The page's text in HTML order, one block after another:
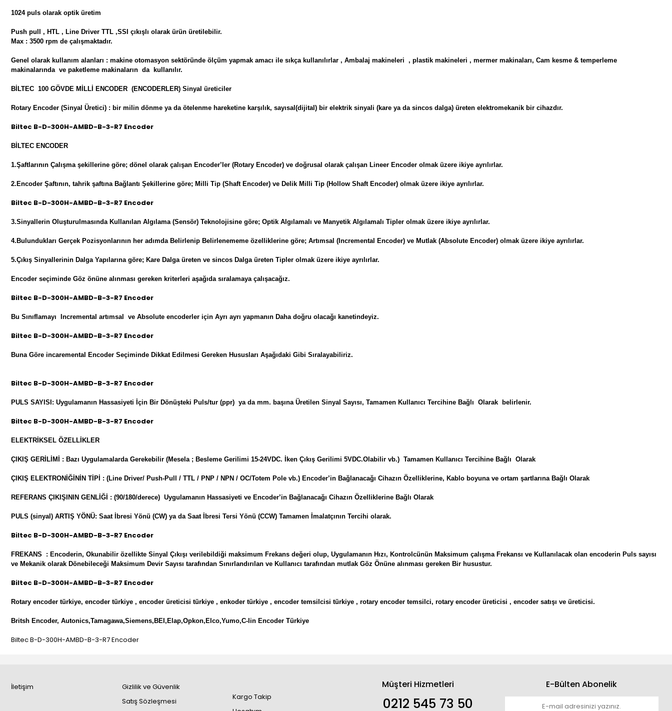
1024 puls olarak optik üretim
Push pull , HTL , Line Driver TTL ,SSI çıkışlı olarak ürün üretilebilir.
Max : 3500 rpm de çalışmaktadır.
Genel olarak kullanım alanları : makine otomasyon sektöründe ölçüm yapmak amacı ile sıkça kullanılırlar , Ambalaj makineleri , plastik makineleri , mermer makinaları, Cam kesme & temperleme
makinalarında ve paketleme makinaların da kullanılır.
BİLTEC 100 GÖVDE MİLLİ ENCODER (ENCODERLER) Sinyal üreticiler
Rotary Encoder (Sinyal Üretici) : bir milin dönme ya da ötelenme hareketine karşılık, sayısal(dijital) bir elektrik sinyali (kare ya da sincos dalga) üreten elektromekanik bir cihazdır.
Biltec B-D-300H-AMBD-B-3-R7 Encoder
BİLTEC ENCODER
1.Şaftlarının Çalışma şekillerine göre; dönel olarak çalışan Encoder’ler (Rotary Encoder) ve doğrusal olarak çalışan Lineer Encoder olmak üzere ikiye ayrılırlar.
2.Encoder Şaftının, tahrik şaftına Bağlantı Şekillerine göre; Milli Tip (Shaft Encoder) ve Delik Milli Tip (Hollow Shaft Encoder) olmak üzere ikiye ayrılırlar.
Biltec B-D-300H-AMBD-B-3-R7 Encoder
3.Sinyallerin Oluşturulmasında Kullanılan Algılama (Sensör) Teknolojisine göre; Optik Algılamalı ve Manyetik Algılamalı Tipler olmak üzere ikiye ayrılırlar.
4.Bulundukları Gerçek Pozisyonlarının her adımda Belirlenip Belirlenememe özelliklerine göre; Artımsal (Incremental Encoder) ve Mutlak (Absolute Encoder) olmak üzere ikiye ayrılırlar.
5.Çıkış Sinyallerinin Dalga Yapılarına göre; Kare Dalga üreten ve sincos Dalga üreten Tipler olmak üzere ikiye ayrılırlar.
Encoder seçiminde Göz önüne alınması gereken kriterleri aşağıda sıralamaya çalışacağız.
Biltec B-D-300H-AMBD-B-3-R7 Encoder
Bu Sınıflamayı Incremental artımsal ve Absolute encoderler için Ayrı ayrı yapmanın Daha doğru olacağı kanetindeyiz.
Biltec B-D-300H-AMBD-B-3-R7 Encoder
Buna Göre incaremental Encoder Seçiminde Dikkat Edilmesi Gereken Hususları Aşağıdaki Gibi Sıralayabiliriz.
Biltec B-D-300H-AMBD-B-3-R7 Encoder
PULS SAYISI: Uygulamanın Hassasiyeti İçin Bir Dönüşteki Puls/tur (ppr) ya da mm. başına Üretilen Sinyal Sayısı, Tamamen Kullanıcı Tercihine Bağlı Olarak belirlenir.
Biltec B-D-300H-AMBD-B-3-R7 Encoder
ELEKTRİKSEL ÖZELLİKLER
ÇIKIŞ GERİLİMİ : Bazı Uygulamalarda Gerekebilir (Mesela ; Besleme Gerilimi 15-24VDC. İken Çıkış Gerilimi 5VDC.Olabilir vb.) Tamamen Kullanıcı Tercihine Bağlı Olarak
ÇIKIŞ ELEKTRONİĞİNİN TİPİ : (Line Driver/ Push-Pull / TTL / PNP / NPN / OC/Totem Pole vb.) Encoder’in Bağlanacağı Cihazın Özelliklerine, Kablo boyuna ve ortam şartlarına Bağlı Olarak
REFERANS ÇIKIŞININ GENLİĞİ : (90/180/derece) Uygulamanın Hassasiyeti ve Encoder’in Bağlanacağı Cihazın Özelliklerine Bağlı Olarak
PULS (sinyal) ARTIŞ YÖNÜ: Saat İbresi Yönü (CW) ya da Saat İbresi Tersi Yönü (CCW) Tamamen İmalatçının Tercihi olarak.
Biltec B-D-300H-AMBD-B-3-R7 Encoder
FREKANS : Encoderin, Okunabilir özellikte Sinyal Çıkışı verilebildiği maksimum Frekans değeri olup, Uygulamanın Hızı, Kontrolcünün Maksimum çalışma Frekansı ve Kullanılacak olan encoderin Puls sayısı
ve Mekanik olarak Dönebileceği Maksimum Devir Sayısı tarafından Sınırlandırılan ve Kullanıcı tarafından mutlak Göz Önüne alınması gereken Bir husustur.
Biltec B-D-300H-AMBD-B-3-R7 Encoder
Rotary encoder türkiye, encoder türkiye , encoder üreticisi türkiye , enkoder türkiye , encoder temsilcisi türkiye , rotary encoder temsilci, rotary encoder üreticisi , encoder satışı ve üreticisi.
Britsh Encoder, Autonics,Tamagawa,Siemens,BEI,Elap,Opkon,Elco,Yumo,C-lin Encoder Türkiye
Biltec B-D-300H-AMBD-B-3-R7 Encoder
İletişim
Gizlilik ve Güvenlik
Satış Sözleşmesi
Kargo Takip
Müşteri Hizmetleri
0212 545 73 50
E-Bülten Abonelik